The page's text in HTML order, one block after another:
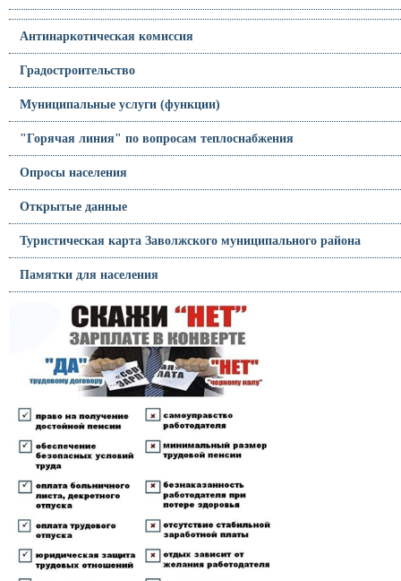
Антинаркотическая комиссия
Градостроительство
Муниципальные услуги (функции)
"Горячая линия" по вопросам теплоснабжения
Опросы населения
Открытые данные
Туристическая карта Заволжского муниципального района
Памятки для населения